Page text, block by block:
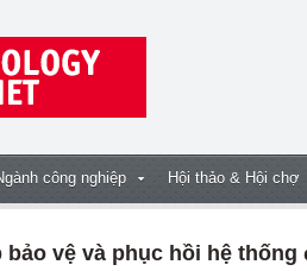
công nghiệp Hội thảo & Hội chợ
bảo vệ và phục hồi hệ thống